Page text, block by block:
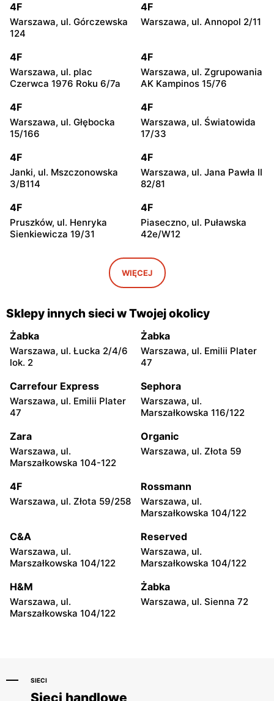
4F
Warszawa, ul. Górczewska
124
4F
Warszawa, ul. Annopol 2/11
4F
Warszawa, ul. plac
Czerwca 1976 Roku 6/7a
4F
Warszawa, ul. Zgrupowania
AK Kampinos 15/76
4F
Warszawa, ul. Głębocka
15/166
4F
Warszawa, ul. Światowida
17/33
4F
Janki, ul. Mszczonowska
3/B114
4F
Warszawa, ul. Jana Pawła II
82/81
4F
Pruszków, ul. Henryka
Sienkiewicza 19/31
4F
Piaseczno, ul. Puławska
42e/W12
Legionowo, ul. Jerzego
4F
Wołomin, ul. Geodetów
2/M05
4F
Otwock, ul. Kupiecka 2
4F
Grodzisk Mazowiecki, ul.
Henryka Sienkiewicza
46/50
4F
Nowy Dwór Mazowiecki, ul.
Zakroczymska 8
4F
Stojadła, ul. Warszawska 57
4F
Mińsk Mazowiecki, ul.
Ignacego Daszyńskiego 4
4F
Grójec, ul. Armii Krajowej
50
4F
Grójec al. Niepodległości 2 Żyrardów, ul. Lniarska 4
4F
Sowińskiego 66
4F
Sowińskiego 62
4F 4F
41
4F 4F
WIĘCEJ
Sklepy innych sieci w Twojej okolicy
Żabka
Warszawa, ul. Łucka 2/4/6
lok. 2
Żabka
Warszawa, ul. Emilii Plater
47
Carrefour Express
Warszawa, ul. Emilii Plater
47
Sephora
Warszawa, ul.
Marszałkowska 116/122
Zara
Warszawa, ul.
Marszałkowska 104-122
Organic
Warszawa, ul. Złota 59
4F
Warszawa, ul. Złota 59/258
Rossmann
Warszawa, ul.
Marszałkowska 104/122
C&A
Warszawa, ul.
Marszałkowska 104/122
Reserved
Warszawa, ul.
Marszałkowska 104/122
H&M
Warszawa, ul.
Marszałkowska 104/122
Żabka
Warszawa, ul. Sienna 72
SIECI
Sieci handlowe